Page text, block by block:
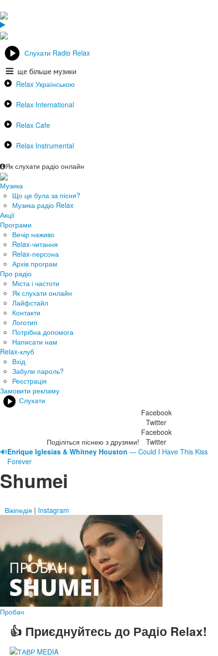
Слухати Radio Relax
ще більше музики
Relax Українською
Relax International
Relax Cafe
Relax Instrumental
Як слухати радіо онлайн
Музика
Що це була за пісня?
Музика радіо Relax
Акції
Програми
Вечір наживо
Relax-читання
Relax-персона
Архів програм
Про радіо
Міста і частоти
Як слухати онлайн
Лайфстайл
Контакти
Логотип
Потрібна допомога
Написати нам
Relax-клуб
Вхід
Забули пароль?
Реєстрація
Замовити рекламу
Слухати
Поділіться піснею з друзями!
Facebook
Twitter
Facebook
Twitter
🔊Enrique Iglesias & Whitney Houston — Could I Have This Kiss
Forever
Shumei
Вікіпедія | Instagram
Пробач
👍 Приєднуйтесь до Радіо Relax!